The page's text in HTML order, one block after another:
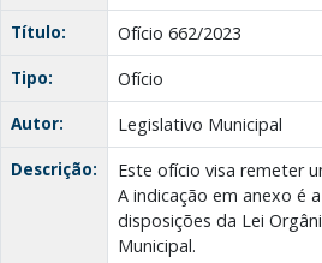
Título:
Ofício 662/2023
Tipo:
Ofício
Autor:
Legislativo Municipal
Descrição:
Este ofício visa remeter
A indicação em anexo é
disposições da Lei
Municipal.